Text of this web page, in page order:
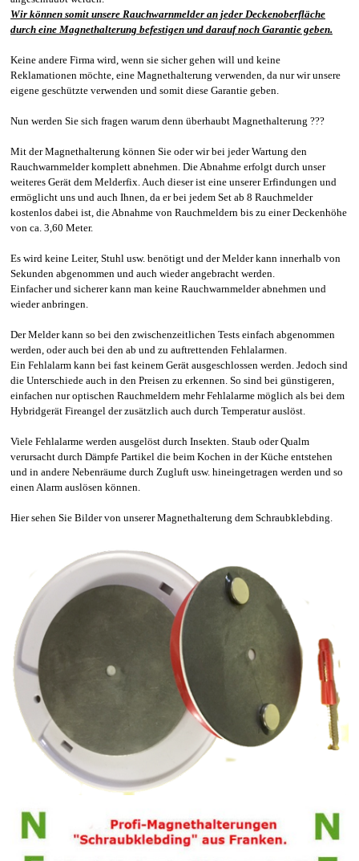
Wir können somit unsere Rauchwarnmelder an jeder Deckenoberfläche
durch eine Magnethalterung befestigen und darauf noch Garantie geben.
Keine andere Firma wird, wenn sie sicher gehen will und keine
Reklamationen möchte, eine Magnethalterung verwenden, da nur wir unsere
eigene geschützte verwenden und somit diese Garantie geben.
Nun werden Sie sich fragen warum denn überhaubt Magnethalterung ???
Mit der Magnethalterung können Sie oder wir bei jeder Wartung den
Rauchwarnmelder komplett abnehmen. Die Abnahme erfolgt durch unser
weiteres Gerät dem Melderfix. Auch dieser ist eine unserer Erfindungen und
ermöglicht uns und auch Ihnen, da er bei jedem Set ab 8 Rauchmelder
kostenlos dabei ist, die Abnahme von Rauchmeldern bis zu einer Deckenhöhe
von ca. 3,60 Meter.
Es wird keine Leiter, Stuhl usw. benötigt und der Melder kann innerhalb von
Sekunden abgenommen und auch wieder angebracht werden.
Einfacher und sicherer kann man keine Rauchwarnmelder abnehmen und
wieder anbringen.
Der Melder kann so bei den zwischenzeitlichen Tests einfach abgenommen
werden, oder auch bei den ab und zu auftrettenden Fehlalarmen.
Ein Fehlalarm kann bei fast keinem Gerät ausgeschlossen werden. Jedoch sind
die Unterschiede auch in den Preisen zu erkennen. So sind bei günstigeren,
einfachen nur optischen Rauchmeldern mehr Fehlalarme möglich als bei dem
Hybridgerät Fireangel der zusätzlich auch durch Temperatur auslöst.
Viele Fehlalarme werden ausgelöst durch Insekten. Staub oder Qualm
verursacht durch Dämpfe Partikel die beim Kochen in der Küche entstehen
und in andere Nebenräume durch Zugluft usw. hineingetragen werden und so
einen Alarm auslösen können.
Hier sehen Sie Bilder von unserer Magnethalterung dem Schraubklebding.